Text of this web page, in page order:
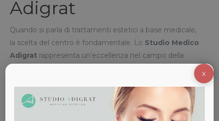
Adigrat
Quando si parla di trattamenti estetici a base medicale,
la scelta del centro è fondamentale. Lo Studio Medico
Adigrat rappresenta un’eccellenza nel campo della
grazie a una combinazione
Equipe medica esperta
: dermatologi e medici
estetici con lunga esperienza nella cura del cuoio
X